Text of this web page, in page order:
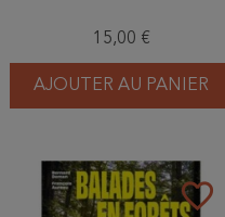
15,00 €
AJOUTER AU PANIER
favorite_border